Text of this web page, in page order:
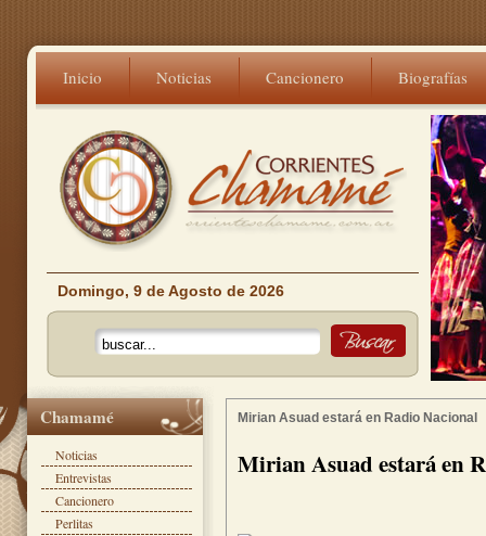
Inicio Noticias Cancionero Biografías
Domingo, 9 de Agosto de 2026
Mirian Asuad estará en Radio Nacional
Mirian Asuad estará en
Chamamé
Noticias
Entrevistas
Cancionero
Perlitas